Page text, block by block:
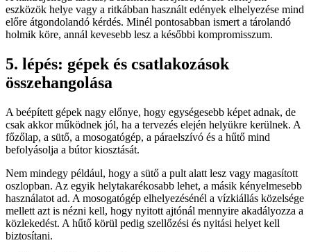
eszközök helye vagy a ritkábban használt edények elhelyezése mind
előre átgondolandó kérdés. Minél pontosabban ismert a tárolandó
holmik köre, annál kevesebb lesz a későbbi kompromisszum.
5. lépés: gépek és csatlakozások
összehangolása
A beépített gépek nagy előnye, hogy egységesebb képet adnak, de
csak akkor működnek jól, ha a tervezés elején helyükre kerülnek. A
főzőlap, a sütő, a mosogatógép, a páraelszívó és a hűtő mind
befolyásolja a bútor kiosztását.
Nem mindegy például, hogy a sütő a pult alatt lesz vagy magasított
oszlopban. Az egyik helytakarékosabb lehet, a másik kényelmesebb
használatot ad. A mosogatógép elhelyezésénél a vízkiállás közelsége
mellett azt is nézni kell, hogy nyitott ajtónál mennyire akadályozza a
közlekedést. A hűtő körül pedig szellőzési és nyitási helyet kell
biztosítani.